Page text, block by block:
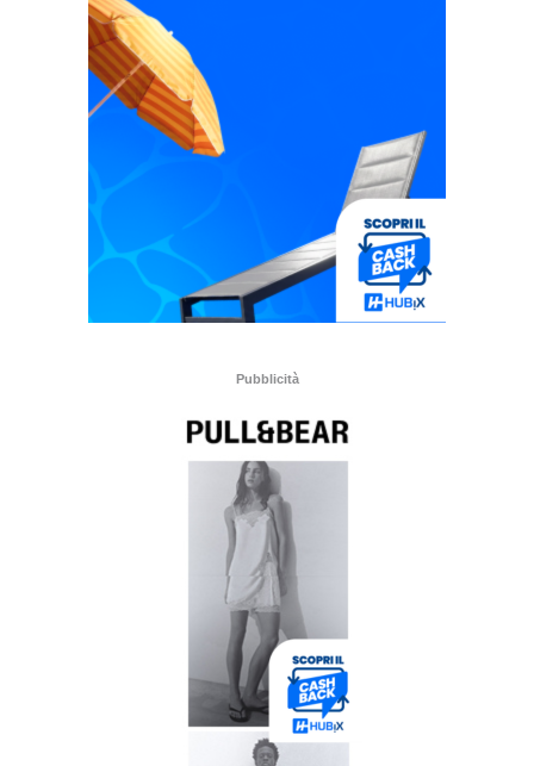
Pubblicità